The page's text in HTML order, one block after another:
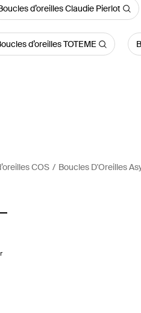
d’oreilles Claudie Pierlot
d’oreilles TOTEME
COS Boucles D'Oreilles